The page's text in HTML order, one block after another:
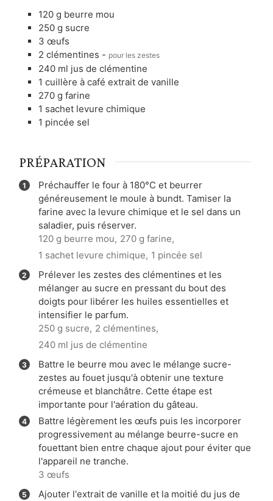
120 g beurre mou
250 g sucre
3 œufs
2 clémentines - pour les zestes
240 ml jus de clémentine
1 cuillère à café extrait de vanille
270 g farine
1 sachet levure chimique
1 pincée sel
PRÉPARATION
Préchauffer le four à 180°C et beurrer
généreusement le moule à bundt. Tamiser la
farine avec la levure chimique et le sel dans un
saladier, puis réserver.
120 g beurre mou, 270 g farine,
1 sachet levure chimique, 1 pincée sel
Prélever les zestes des clémentines et les
mélanger au sucre en pressant du bout des
doigts pour libérer les huiles essentielles et
intensifier le parfum.
250 g sucre, 2 clémentines,
240 ml jus de clémentine
Battre le beurre mou avec le mélange sucre-
zestes au fouet jusqu'à obtenir une texture
crémeuse et blanchâtre. Cette étape est
importante pour l'aération du gâteau.
Battre légèrement les œufs puis les incorporer
progressivement au mélange beurre-sucre en
fouettant bien entre chaque ajout pour éviter que
l'appareil ne tranche.
3 œufs
Ajouter l'extrait de vanille et la moitié du jus de